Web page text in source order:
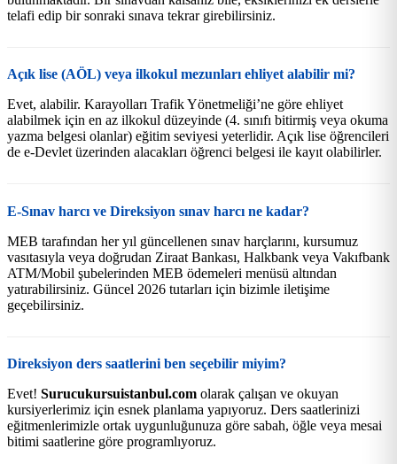
telafi edip bir sonraki sınava tekrar girebilirsiniz.
Açık lise (AÖL) veya ilkokul mezunları ehliyet alabilir mi?
Evet, alabilir. Karayolları Trafik Yönetmeliği’ne göre ehliyet
alabilmek için en az ilkokul düzeyinde (4. sınıfı bitirmiş veya okuma
yazma belgesi olanlar) eğitim seviyesi yeterlidir. Açık lise öğrencileri
de e-Devlet üzerinden alacakları öğrenci belgesi ile kayıt olabilirler.
E-Sınav harcı ve Direksiyon sınav harcı ne kadar?
MEB tarafından her yıl güncellenen sınav harçlarını, kursumuz
vasıtasıyla veya doğrudan Ziraat Bankası, Halkbank veya Vakıfbank
ATM/Mobil şubelerinden MEB ödemeleri menüsü altından
yatırabilirsiniz. Güncel 2026 tutarları için bizimle iletişime
geçebilirsiniz.
Direksiyon ders saatlerini ben seçebilir miyim?
Evet! Surucukursuistanbul.com olarak çalışan ve okuyan
kursiyerlerimiz için esnek planlama yapıyoruz. Ders saatlerinizi
eğitmenlerimizle ortak uygunluğunuza göre sabah, öğle veya mesai
bitimi saatlerine göre programlıyoruz.